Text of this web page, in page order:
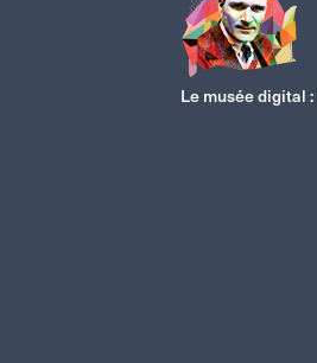
Le musée digital :